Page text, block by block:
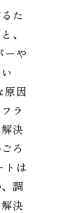
た
、
ーや
原因
ラ
決
ろ
トは
調
決